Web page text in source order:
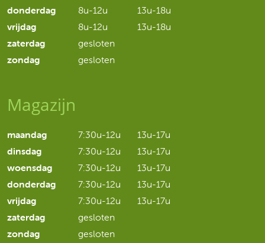
donderdag
8u-12u
13u-18u
vrijdag
8u-12u
13u-18u
zaterdag
gesloten
zondag
gesloten
Magazijn
maandag 7:30u-12u
13u-17u
dinsdag
7:30u-12u
13u-17u
woensdag
7:30u-12u
13u-17u
donderdag
7:30u-12u
13u-17u
vrijdag
7:30u-12u
13u-17u
zaterdag
gesloten
zondag
gesloten